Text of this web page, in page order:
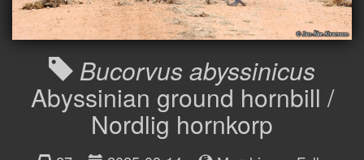
Bucorvus abyssinicus
Abyssinian ground hornbill /
Nordlig hornkorp